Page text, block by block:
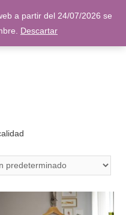
a partir del 24/07/2026 se
Descartar